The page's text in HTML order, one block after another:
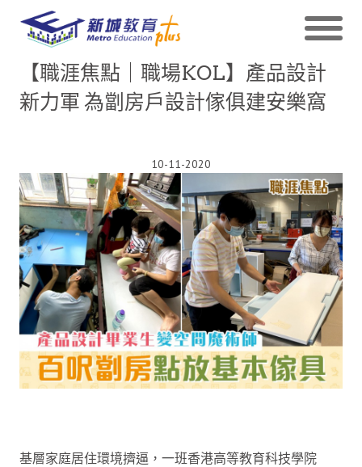
【職涯焦點｜職場KOL】產品設計
新力軍 為劏房戶設計傢俱建安樂窩
10-11-2020
基層家庭居住環境擠逼，一班香港高等教育科技學院